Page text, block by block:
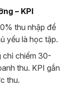
– KPI
thu nhập để
yếu là học tập.
chỉ chiếm 30-
thu. KPI gắn
thu.